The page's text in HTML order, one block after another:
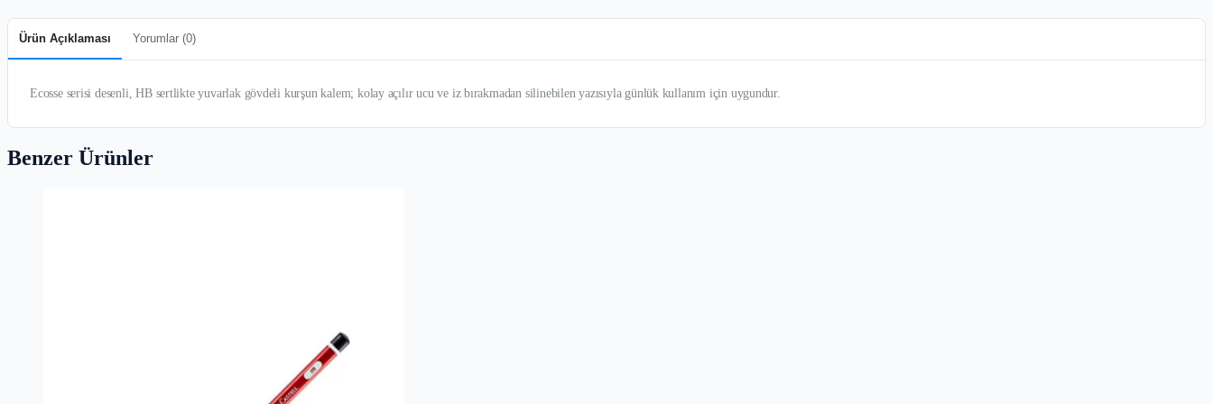
Ürün Açıklaması Yorumlar (0)
Ecosse serisi desenli, HB sertlikte yuvarlak gövdeli kurşun kalem; kolay açılır ucu ve iz bırakmadan silinebilen yazısıyla günlük kullanım için uygundur.
Benzer Ürünler